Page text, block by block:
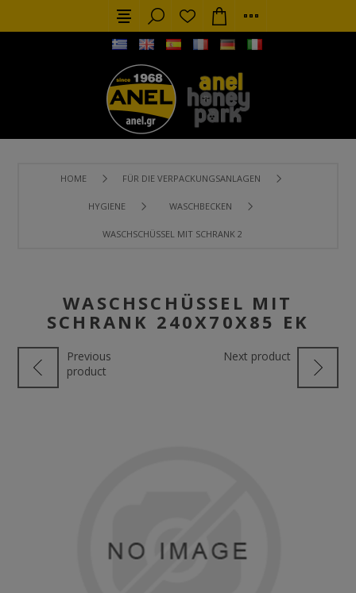
HOME FÜR DIE VERPACKUNGSANLAGEN
HYGIENE WASCHBECKEN
WASCHSCHÜSSEL MIT SCHRANK 240X70X85 ΕΚ
WASCHSCHÜSSEL MIT
SCHRANK 240X70X85 ΕΚ
Previous
product
Next product